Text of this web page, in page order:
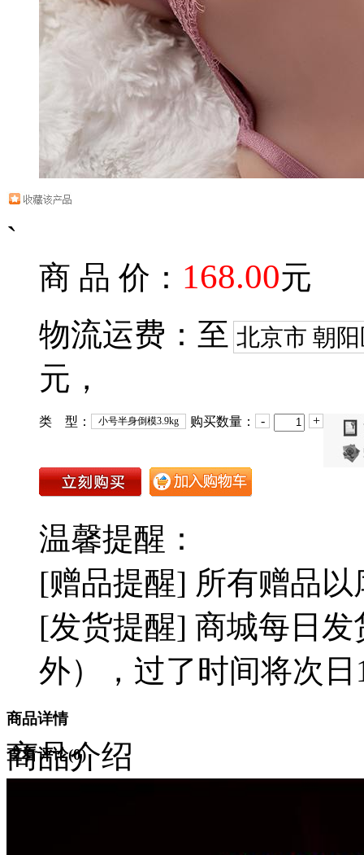
`
商 品 价： 168.00元
物流运费：至 北京市 朝
元，
类 型： 小号半身倒模3.9kg 购买数量： - +
温馨提醒：
[赠品提醒] 所有赠品
[发货提醒] 商城每日
外），过了时间将次
商品详情
查看评论(0)
商品介绍